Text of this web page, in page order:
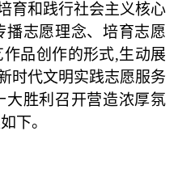
育和践行社会主义核心
播志愿理念、培育志愿
品创作的形式,生动展
时代文明实践志愿服务
大胜利召开营造浓厚氛
下。